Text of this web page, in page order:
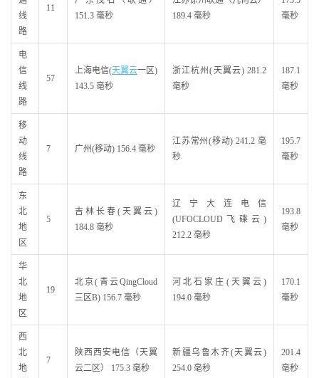
线
路
11
151.3 毫秒
189.4 毫秒
毫秒
电
信
线
路
57
上海电信(天翼云一区)
143.5 毫秒
浙江杭州(天翼云) 281.2
毫秒
187.1
毫秒
移
动
线
路
7 广州(移动) 156.4 毫秒
江苏常州(移动) 241.2 毫
秒
195.7
毫秒
东
北
地
区
5
吉林长春(天翼云)
184.8 毫秒
辽宁大连电信
(UFOCLOUD飞碟云)
212.2 毫秒
193.8
毫秒
华
北
地
区
19
北京(青云QingCloud
三区B) 156.7 毫秒
河北石家庄(天翼云)
194.0 毫秒
170.1
毫秒
西
北
地
7
陕西西安电信（天翼
云二区） 175.3 毫秒
新疆乌鲁木齐(天翼云)
254.0 毫秒
201.4
毫秒